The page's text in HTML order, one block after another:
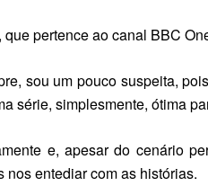
que pertence ao canal BBC
sou um pouco suspeita,
série, simplesmente, ótima
e, apesar do cenário
entediar com as histórias.